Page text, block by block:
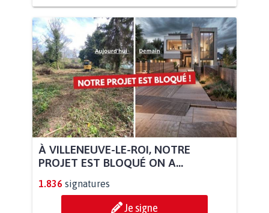
À VILLENEUVE-LE-ROI, NOTRE
PROJET EST BLOQUÉ ON A...
1.836 signatures
Je signe